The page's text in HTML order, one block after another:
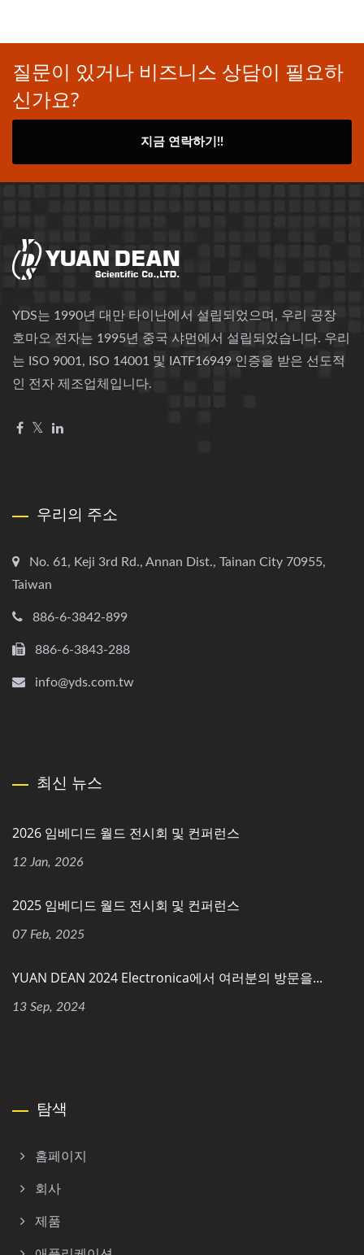
질문이 있거나 비즈니스 상담이 필요하
신가요?
지금 연락하기!!
YDS는 1990년 대만 타이난에서 설립되었으며, 우리 공장
호마오 전자는 1995년 중국 샤먼에서 설립되었습니다. 우리
는 ISO 9001, ISO 14001 및 IATF16949 인증을 받은 선도적
인 전자 제조업체입니다.
우리의 주소
No. 61, Keji 3rd Rd., Annan Dist., Tainan City 70955,
Taiwan
886-6-3842-899
886-6-3843-288
info@yds.com.tw
최신 뉴스
2026 임베디드 월드 전시회 및 컨퍼런스
12 Jan, 2026
2025 임베디드 월드 전시회 및 컨퍼런스
07 Feb, 2025
YUAN DEAN 2024 Electronica에서 여러분의 방문을...
13 Sep, 2024
탐색
홈페이지
회사
제품